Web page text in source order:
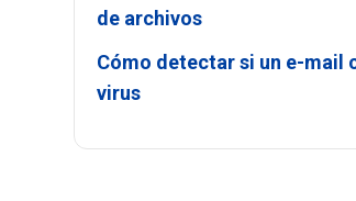
de archivos
Cómo detectar si un e-mail
virus